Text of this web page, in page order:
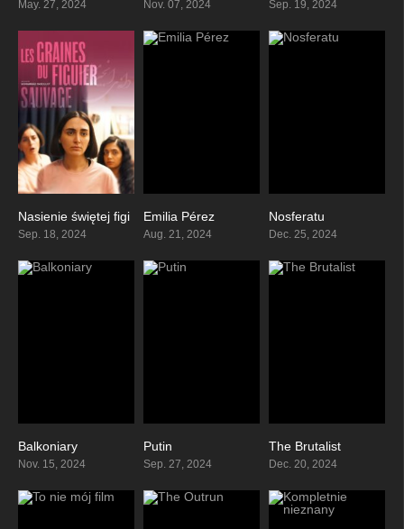
May. 27, 2024 Nov. 07, 2024 Sep. 19, 2024
7.6
Nasienie świętej figi
Sep. 18, 2024
Emilia Pérez
Aug. 21, 2024
Nosferatu
Dec. 25, 2024
Balkoniary
Nov. 15, 2024
Putin
Sep. 27, 2024
The Brutalist
Dec. 20, 2024